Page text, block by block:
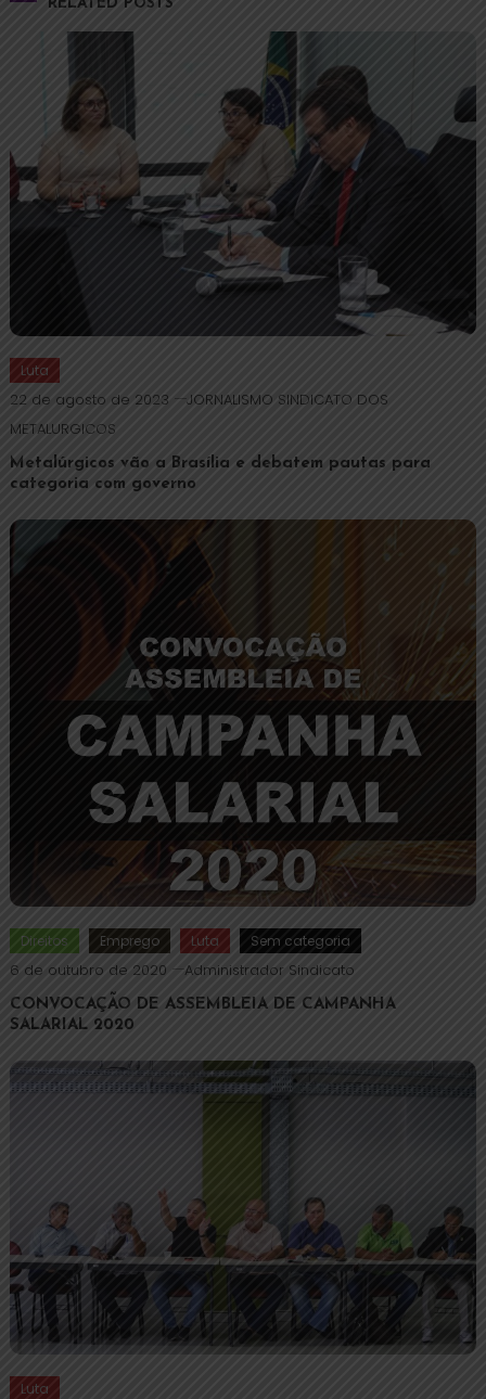
RELATED POSTS
Luta
22 de agosto de 2023
JORNALISMO SINDICATO DOS
METALURGICOS
Metalúrgicos vão a Brasília e debatem pautas para
categoria com governo
Direitos Emprego Luta Sem categoria
6 de outubro de 2020 Administrador Sindicato
CONVOCAÇÃO DE ASSEMBLEIA DE CAMPANHA
SALARIAL 2020
Luta